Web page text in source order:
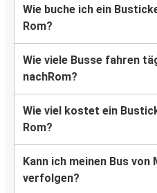
Wie buche ich ein
Rom?
Wie viele Busse fahren
nachRom?
Wie viel kostet ein
Rom?
Kann ich meinen Bus von
verfolgen?